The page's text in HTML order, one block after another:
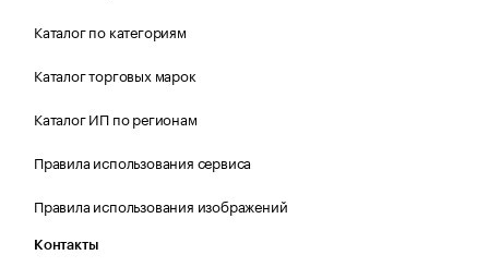
Каталог по категориям
Каталог торговых марок
Каталог ИП по регионам
Правила использования сервиса
Правила использования изображений
Контакты